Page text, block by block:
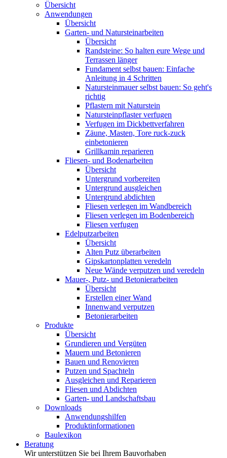
Übersicht
Anwendungen
Übersicht
Garten- und Natursteinarbeiten
Übersicht
Randsteine: So halten eure Wege und
Terrassen länger
Fundament selbst bauen: Einfache
Anleitung in 4 Schritten
Natursteinmauer selbst bauen: So geht's
richtig
Pflastern mit Naturstein
Natursteinpflaster verfugen
Verfugen im Dickbettverfahren
Zäune, Masten, Tore ruck-zuck
einbetonieren
Grillkamin reparieren
Fliesen- und Bodenarbeiten
Übersicht
Untergrund vorbereiten
Untergrund ausgleichen
Untergrund abdichten
Fliesen verlegen im Wandbereich
Fliesen verlegen im Bodenbereich
Fliesen verfugen
Edelputzarbeiten
Übersicht
Alten Putz überarbeiten
Gipskartonplatten veredeln
Neue Wände verputzen und veredeln
Mauer-, Putz- und Betonierarbeiten
Übersicht
Erstellen einer Wand
Innenwand verputzen
Betonierarbeiten
Produkte
Übersicht
Grundieren und Vergüten
Mauern und Betonieren
Bauen und Renovieren
Putzen und Spachteln
Ausgleichen und Reparieren
Fliesen und Abdichten
Garten- und Landschaftsbau
Downloads
Anwendungshilfen
Produktinformationen
Baulexikon
Beratung
Wir unterstützen Sie bei Ihrem Bauvorhaben